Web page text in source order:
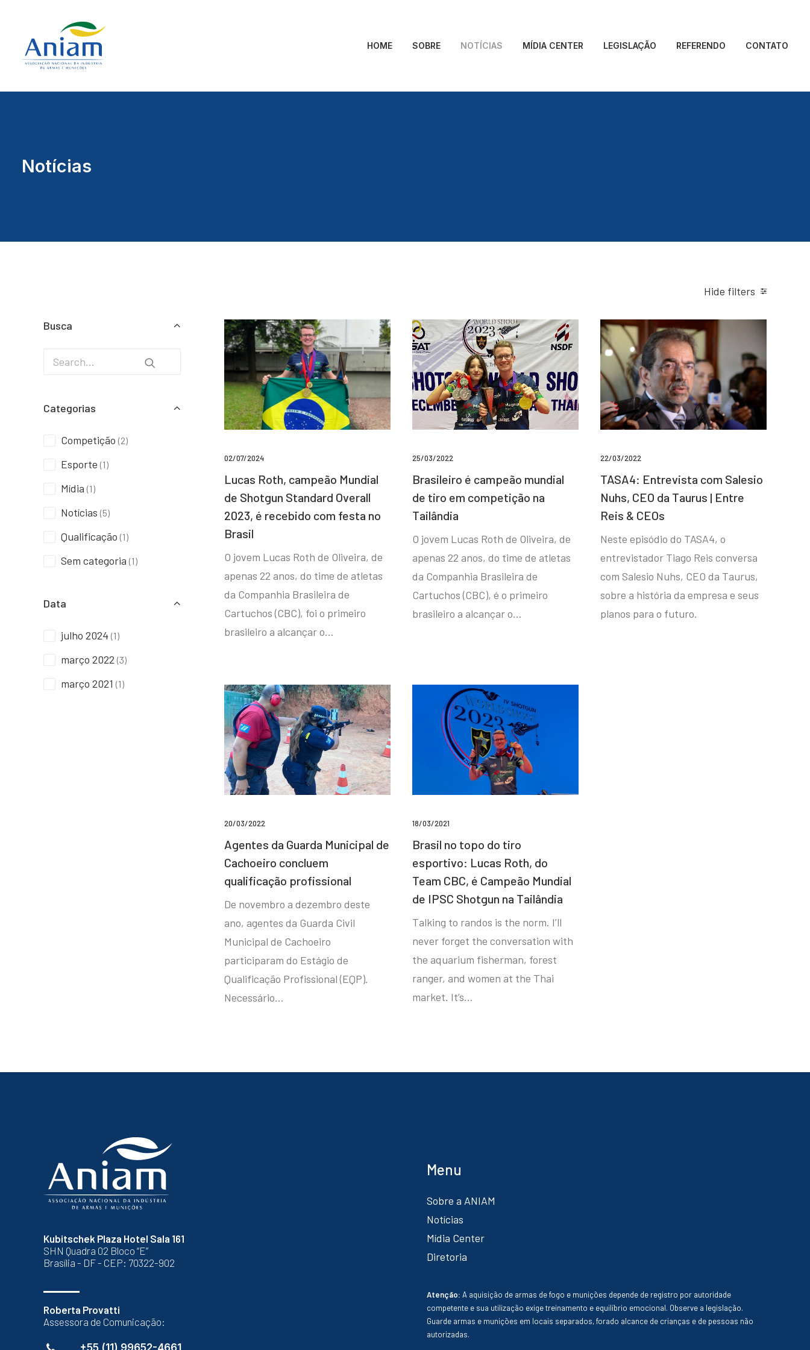
HOME SOBRE NOTÍCIAS MÍDIA CENTER LEGISLAÇÃO REFERENDO CONTATO
Notícias
Hide filters
Busca
Categorias
Competição (2)
Esporte (1)
Mídia (1)
Notícias (5)
Qualificação (1)
Sem categoria (1)
Data
julho 2024 (1)
março 2022 (3)
março 2021 (1)
02/07/2024
Lucas Roth, campeão Mundial
de Shotgun Standard Overall
2023, é recebido com festa no
Brasil
O jovem Lucas Roth de Oliveira, de
apenas 22 anos, do time de atletas
da Companhia Brasileira de
Cartuchos (CBC), foi o primeiro
brasileiro a alcançar o…
25/03/2022
Brasileiro é campeão mundial
de tiro em competição na
Tailândia
O jovem Lucas Roth de Oliveira, de
apenas 22 anos, do time de atletas
da Companhia Brasileira de
Cartuchos (CBC), é o primeiro
brasileiro a alcançar o…
22/03/2022
TASA4: Entrevista com Salesio
Nuhs, CEO da Taurus | Entre
Reis & CEOs
Neste episódio do TASA4, o
entrevistador Tiago Reis conversa
com Salesio Nuhs, CEO da Taurus,
sobre a história da empresa e seus
planos para o futuro.
20/03/2022
Agentes da Guarda Municipal de
Cachoeiro concluem
qualificação profissional
De novembro a dezembro deste
ano, agentes da Guarda Civil
Municipal de Cachoeiro
participaram do Estágio de
Qualificação Profissional (EQP).
Necessário…
18/03/2021
Brasil no topo do tiro
esportivo: Lucas Roth, do
Team CBC, é Campeão Mundial
de IPSC Shotgun na Tailândia
Talking to randos is the norm. I’ll
never forget the conversation with
the aquarium fisherman, forest
ranger, and women at the Thai
market. It’s…
Kubitschek Plaza Hotel Sala 161
SHN Quadra 02 Bloco “E”
Brasília - DF - CEP: 70322-902
Roberta Provatti
Assessora de Comunicação:
+55 (11) 99652-4661
Menu
Sobre a ANIAM
Notícias
Mídia Center
Diretoria
Atenção: A aquisição de armas de fogo e munições depende de registro por autoridade
competente e sua utilização exige treinamento e equilíbrio emocional. Observe a legislação.
Guarde armas e munições em locais separados, forado alcance de crianças e de pessoas não
autorizadas.